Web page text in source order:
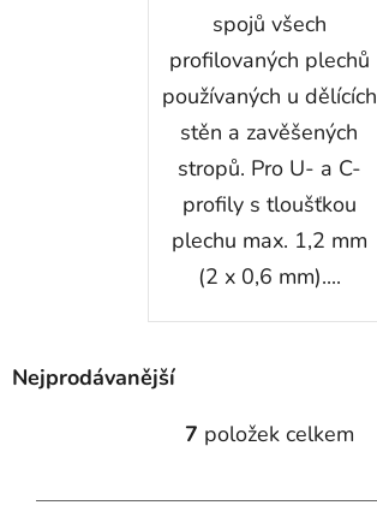
spojů všech
profilovaných plechů
používaných u dělících
stěn a zavěšených
stropů. Pro U- a C-
profily s tloušťkou
plechu max. 1,2 mm
(2 x 0,6 mm)....
Nejprodávanější
O
l
7 položek celkem